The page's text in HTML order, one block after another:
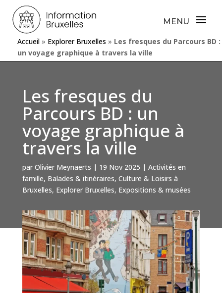
Accueil » Explorer Bruxelles » Les fresques du Parcours BD :
un voyage graphique à travers la ville
Les fresques du
Parcours BD : un
voyage graphique à
travers la ville
par Olivier Meynaerts | 19 Nov 2025 | Activités en
famille, Balades & itinéraires, Culture & Loisirs à
Bruxelles, Explorer Bruxelles, Expositions & musées